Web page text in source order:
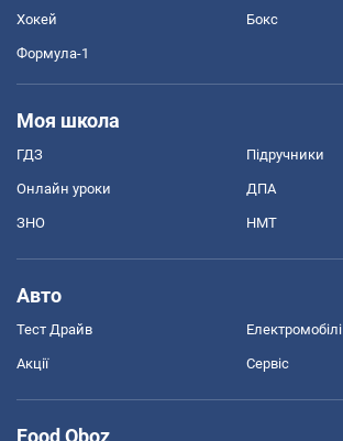
Хокей Бокс
Формула-1
Моя школа
ГДЗ Підручники
Онлайн уроки ДПА
ЗНО НМТ
Авто
Тест Драйв Електромобілі
Акції Сервіс
Food Oboz